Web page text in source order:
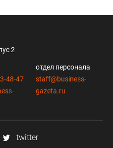
2
48-47
отдел персонала
staff@business-
gazeta.ru
twitter